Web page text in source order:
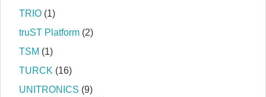
TRIO (1)
truST Platform (2)
TSM (1)
TURCK (16)
UNITRONICS (9)